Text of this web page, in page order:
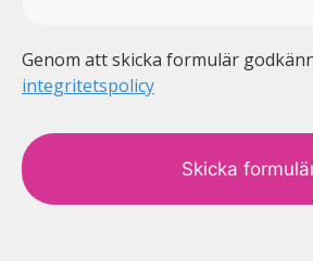
Genom att skicka formulär
integritetspolicy
a
p
t